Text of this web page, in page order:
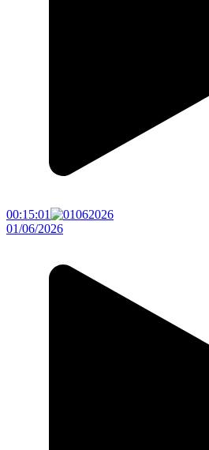
00:15:01
01/06/2026